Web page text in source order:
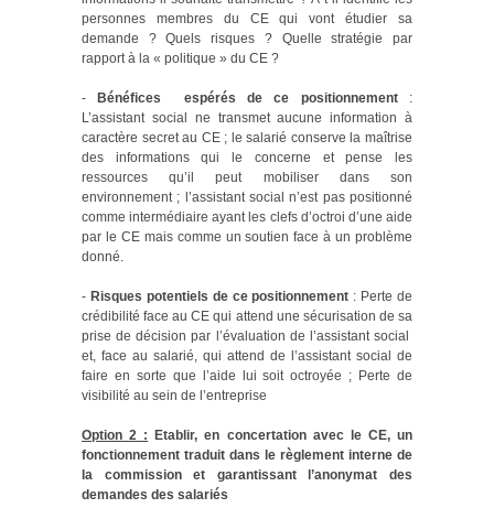
personnes membres du CE qui vont étudier sa
demande ? Quels risques ? Quelle stratégie par
rapport à la « politique » du CE ?
- Bénéfices espérés de ce positionnement:
L’assistant social ne transmet aucune information à
caractère secret au CE ; le salarié conserve la maîtrise
des informations qui le concerne et pense les
ressources qu’il peut mobiliser dans son
environnement ; l’assistant social n’est pas positionné
comme intermédiaire ayant les clefs d’octroi d’une aide
par le CE mais comme un soutien face à un problème
donné.
- Risques potentiels de ce positionnement : Perte de
crédibilité face au CE qui attend une sécurisation de sa
prise de décision par l’évaluation de l’assistant social
et, face au salarié, qui attend de l’assistant social de
faire en sorte que l’aide lui soit octroyée ; Perte de
visibilité au sein de l’entreprise
Option 2 : Etablir, en concertation avec le CE, un
fonctionnement traduit dans le règlement interne de
la commission et garantissant l’anonymat des
demandes des salariés